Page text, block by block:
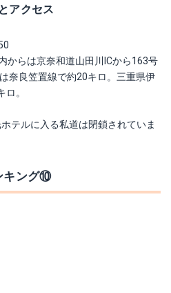
アクセス
からは京奈和道山田川ICから163号
奈良笠置線で約20キロ。三重県伊
。
テルに入る私道は閉鎖されていま
キング⑩